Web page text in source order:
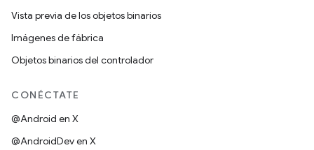
Vista previa de los objetos binarios
Imágenes de fábrica
Objetos binarios del controlador
CONÉCTATE
@Android en X
@AndroidDev en X